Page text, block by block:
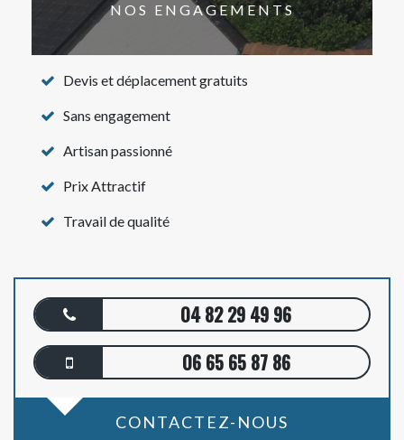
NOS ENGAGEMENTS
Devis et déplacement gratuits
Sans engagement
Artisan passionné
Prix Attractif
Travail de qualité
04 82 29 49 96
06 65 65 87 86
CONTACTEZ-NOUS